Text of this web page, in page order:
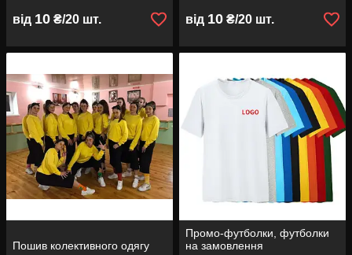
від 10 ₴/20 шт. від 10 ₴/20 шт.
Пошив колективного одягу
Промо-футболки, футболки
на замовлення